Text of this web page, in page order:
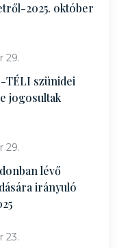
2025. október
29.
TÉLI szünidei
jogosultak
29.
lévő
irányuló
23.